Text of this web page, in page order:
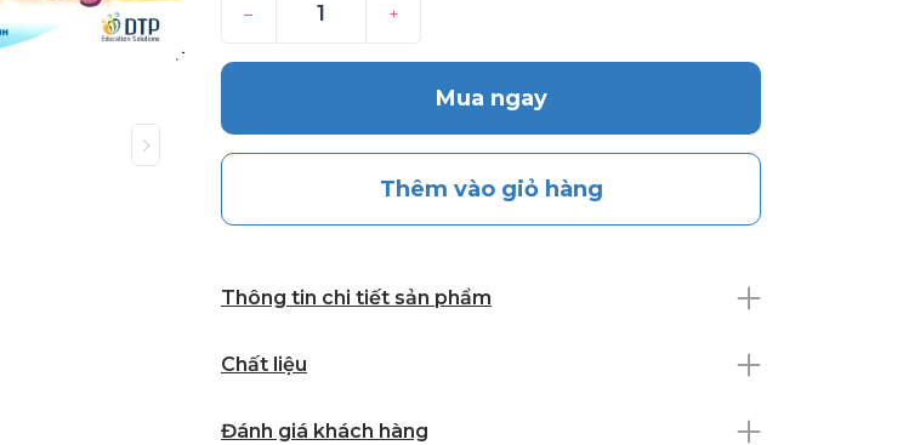
– +
Mua ngay
Thêm vào giỏ hàng
Thông tin chi tiết sản phẩm
Chất liệu
Đánh giá khách hàng